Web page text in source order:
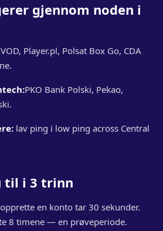
gjennom noden i
Player.pl, Polsat Box Go, CDA
PKO Bank Polski, Pekao,
lav ping i low ping across Central
til i 3 trinn
en konto tar 30 sekunder.
8 timene — en prøveperiode.